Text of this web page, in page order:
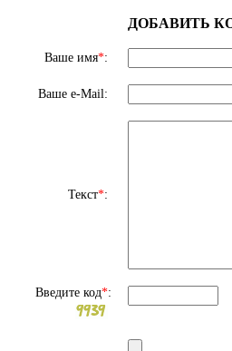
ДОБАВИТЬ
Ваше имя*:
Ваше e-Mail:
Текст*:
Введите код*: